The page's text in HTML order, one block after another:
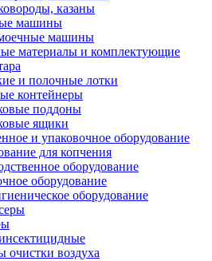
казаны
машины
машины
материалы и комплектующие
и полочные лотки
контейнеры
поддоны
ящики
и упаковочное оборудование
для копчения
оборудование
оборудование
оборудование
очистки воздуха